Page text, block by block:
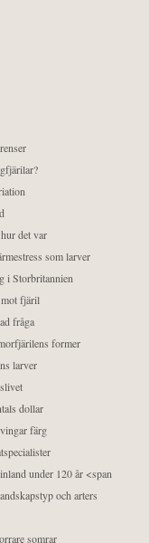
det var
som larver
i Storbritannien
fjäril
fråga
former
larver
dollar
färg
under 120 år <span
och arters
somrar